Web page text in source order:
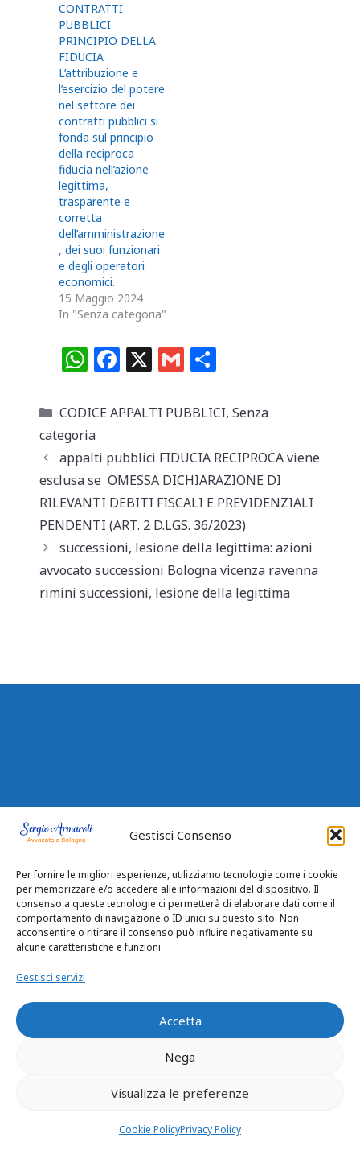
Gestisci Consenso
Per fornire le migliori esperienze, utilizziamo tecnologie come i cookie
per memorizzare e/o accedere alle informazioni del dispositivo. Il
consenso a queste tecnologie ci permetterà di elaborare dati come il
comportamento di navigazione o ID unici su questo sito. Non
acconsentire o ritirare il consenso può influire negativamente su
alcune caratteristiche e funzioni.
Gestisci servizi
Accetta
Nega
Visualizza le preferenze
Cookie PolicyPrivacy Policy
CONTRATTI
PUBBLICI
PRINCIPIO DELLA
FIDUCIA .
L’attribuzione e
l’esercizio del potere
nel settore dei
contratti pubblici si
fonda sul principio
della reciproca
fiducia nell’azione
legittima,
trasparente e
corretta
dell’amministrazione
, dei suoi funzionari
e degli operatori
economici.
15 Maggio 2024
In "Senza categoria"
W
at
s
A
p
p
F
c
b
o
o
k
X G
ai n
vi
di
Categorie
CODICE APPALTI PUBBLICI,Senza
categoria
appalti pubblici FIDUCIA RECIPROCA viene
esclusa se OMESSA DICHIARAZIONE DI
RILEVANTI DEBITI FISCALI E PREVIDENZIALI
PENDENTI (ART. 2 D.LGS. 36/2023)
successioni, lesione della legittima: azioni
avvocato successioni Bologna vicenza ravenna
rimini successioni, lesione della legittima
Avvocato a Bologna – Sergio Armaroli
Da 25 anni con attenzione e professionalità
risolve problematiche dei clienti legale a
separazioni e divorzi, trasferimenti
immobiliari, cause di risarcimento danni,
Consulenza Legale
Diritto Immobiliare